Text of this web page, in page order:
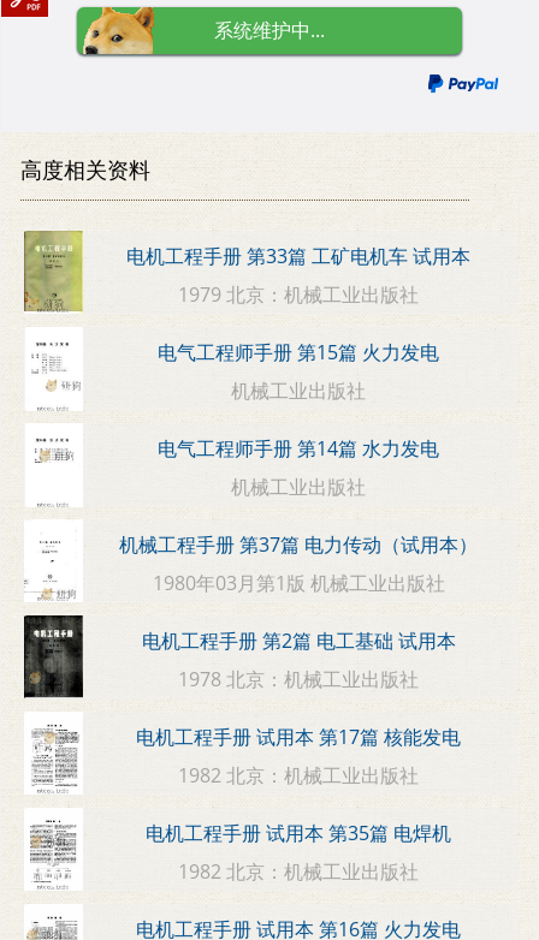
系统维护中...
高度相关资料
电机工程手册 第33篇 工矿电机车 试用本
1979 北京：机械工业出版社
电气工程师手册 第15篇 火力发电
机械工业出版社
电气工程师手册 第14篇 水力发电
机械工业出版社
机械工程手册 第37篇 电力传动（试用本）
1980年03月第1版 机械工业出版社
电机工程手册 第2篇 电工基础 试用本
1978 北京：机械工业出版社
电机工程手册 试用本 第17篇 核能发电
1982 北京：机械工业出版社
电机工程手册 试用本 第35篇 电焊机
1982 北京：机械工业出版社
电机工程手册 试用本 第16篇 火力发电